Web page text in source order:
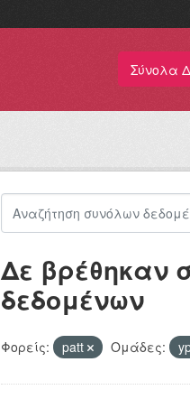
Σύνολα
Δε βρέθηκαν
δεδομένων
Φορείς: patt Ομάδες: